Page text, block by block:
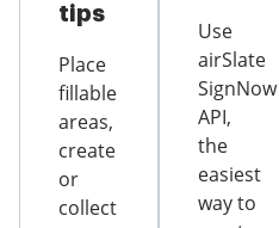
tips
Place
fillable
areas,
create
or
collect
Use
airSlate
SignNow
API,
the
easiest
way to